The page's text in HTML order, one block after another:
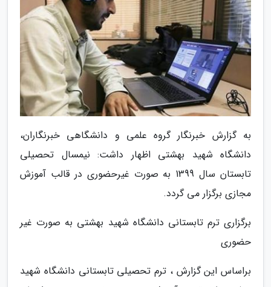
به گزارش خبرنگار گروه علمی و دانشگاهی خبرنگاران،
دانشگاه شهید بهشتی اظهار داشت: نیمسال تحصیلی
تابستان سال 1399 به صورت غیرحضوری در قالب آموزش
مجازی برگزار می گردد.
برگزاری ترم تابستانی دانشگاه شهید بهشتی به صورت غیر
حضوری
براساس این گزارش ، ترم تحصیلی تابستانی دانشگاه شهید